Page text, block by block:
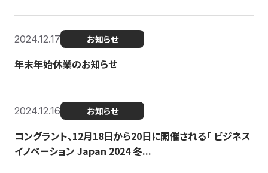
2024.12.17 お知らせ
年末年始休業のお知らせ
2024.12.16 お知らせ
コングラント、12月18日から20日に開催される「 ビジネス
イノベーション Japan 2024 冬...